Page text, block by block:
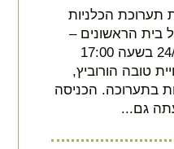
תערוכת הכלניות
בית הראשונים –
יום ראשון, 24/11/2024 בשעה 17:00
טובה הורוביץ,
בתערוכה. הכניסה
גם...